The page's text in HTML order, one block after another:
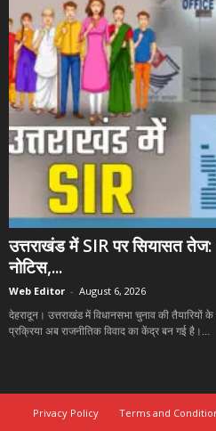
उत्तराखंड में SIR पर सियासत
नोटिस,...
Web Editor - August 6, 2026
देहरादून। उत्तराखंड में विधानसभा चुनाव की तैयारियों
प्रक्रिया अब राजनीतिक विवाद का केंद्र बन गई है।...
Privacy Policy Terms and